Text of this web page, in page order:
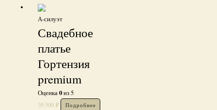
А-силуэт
Свадебное
платье
Гортензия
premium
Оценка0из 5
39 500₽ Подробнее